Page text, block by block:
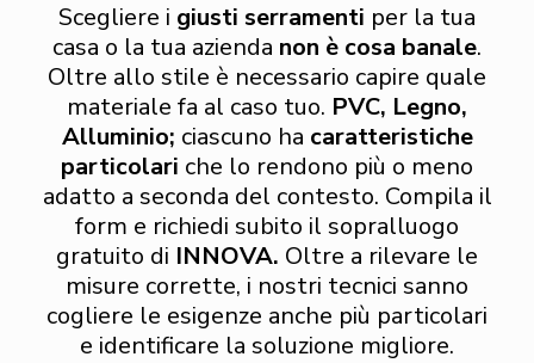
Scegliere i giusti serramenti per la tua
casa o la tua azienda non è cosa banale.
Oltre allo stile è necessario capire quale
materiale fa al caso tuo. PVC, Legno,
Alluminio; ciascuno ha caratteristiche
particolari che lo rendono più o meno
adatto a seconda del contesto. Compila il
form e richiedi subito il sopralluogo
gratuito di INNOVA. Oltre a rilevare le
misure corrette, i nostri tecnici sanno
cogliere le esigenze anche più particolari
e identificare la soluzione migliore.